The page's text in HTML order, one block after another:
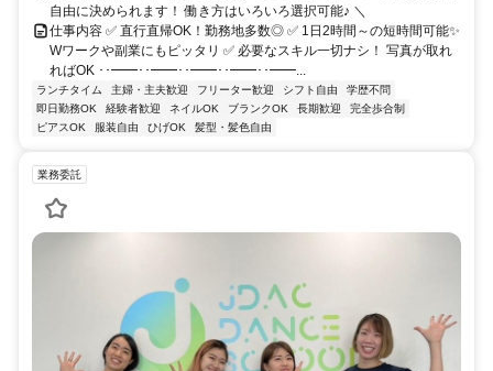
自由に決められます！ 働き方はいろいろ選択可能♪ ＼
仕事内容 ✅ 直行直帰OK！勤務地多数◎ ✅ 1日2時間～の短時間可能✨
Wワークや副業にもピッタリ ✅ 必要なスキル一切ナシ！ 写真が取れ
ればOK ･･━━･･━━･･━━･･━━･･━━...
ランチタイム 主婦・主夫歓迎 フリーター歓迎 シフト自由
学歴不問
即日勤務OK
経験者歓迎 ネイルOK ブランクOK 長期歓迎
完全歩合制
ピアスOK
服装自由 ひげOK 髪型・髪色自由
業務委託